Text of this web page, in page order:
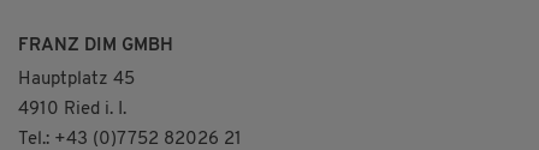
FRANZ DIM GMBH
Hauptplatz 45
4910 Ried i. I.
Tel.: +43 (0)7752 82026 21